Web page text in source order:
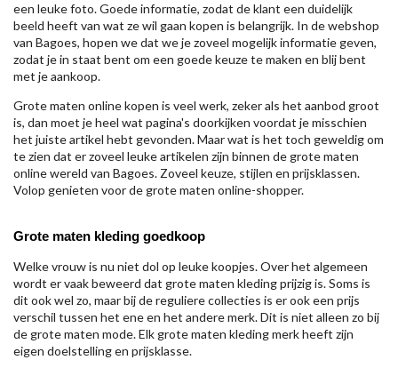
een leuke foto. Goede informatie, zodat de klant een duidelijk
beeld heeft van wat ze wil gaan kopen is belangrijk. In de webshop
van Bagoes, hopen we dat we je zoveel mogelijk informatie geven,
zodat je in staat bent om een goede keuze te maken en blij bent
met je aankoop.
Grote maten online kopen is veel werk, zeker als het aanbod groot
is, dan moet je heel wat pagina's doorkijken voordat je misschien
het juiste artikel hebt gevonden. Maar wat is het toch geweldig om
te zien dat er zoveel leuke artikelen zijn binnen de grote maten
online wereld van Bagoes. Zoveel keuze, stijlen en prijsklassen.
Volop genieten voor de grote maten online-shopper.
Grote maten kleding goedkoop
Welke vrouw is nu niet dol op leuke koopjes. Over het algemeen
wordt er vaak beweerd dat grote maten kleding prijzig is. Soms is
dit ook wel zo, maar bij de reguliere collecties is er ook een prijs
verschil tussen het ene en het andere merk. Dit is niet alleen zo bij
de grote maten mode. Elk grote maten kleding merk heeft zijn
eigen doelstelling en prijsklasse.